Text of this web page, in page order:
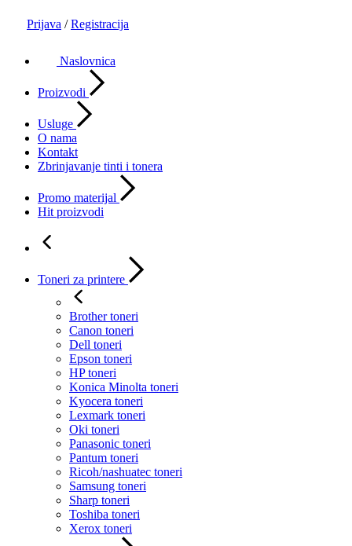
Prijava / Registracija
Naslovnica
Proizvodi
Usluge
O nama
Kontakt
Zbrinjavanje tinti i tonera
Promo materijal
Hit proizvodi
Toneri za printere
Brother toneri
Canon toneri
Dell toneri
Epson toneri
HP toneri
Konica Minolta toneri
Kyocera toneri
Lexmark toneri
Oki toneri
Panasonic toneri
Pantum toneri
Ricoh/nashuatec toneri
Samsung toneri
Sharp toneri
Toshiba toneri
Xerox toneri